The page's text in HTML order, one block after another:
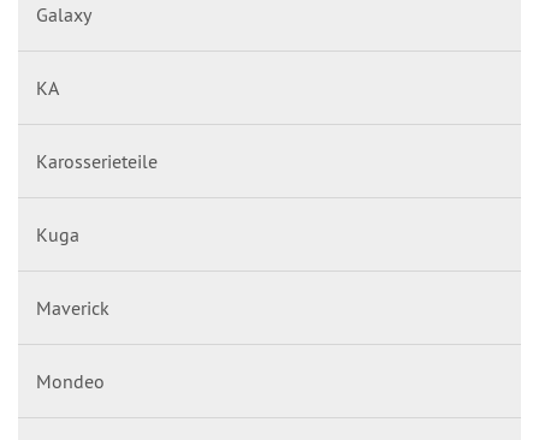
Galaxy
KA
Karosserieteile
Kuga
Maverick
Mondeo